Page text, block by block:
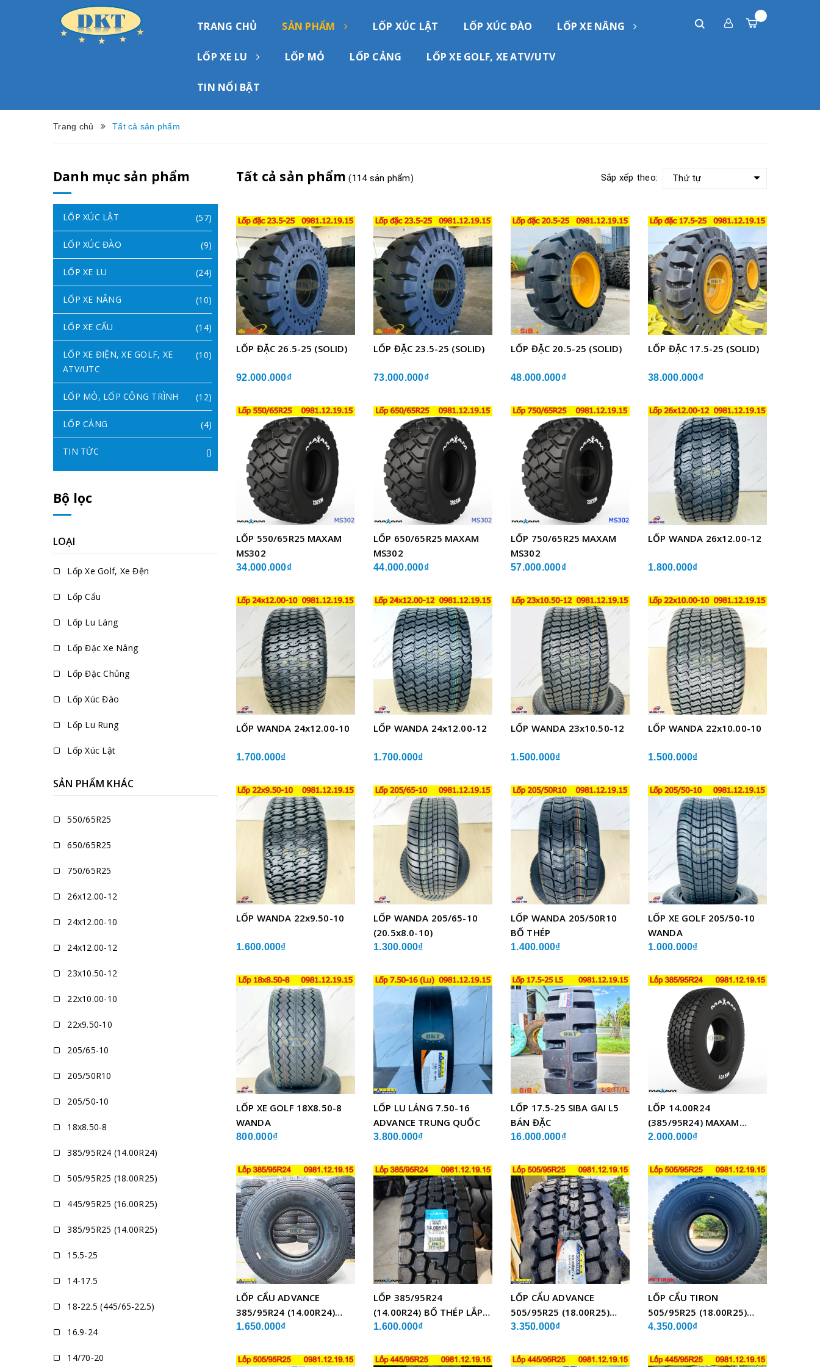
TRANG CHỦ SẢN PHẨM LỐP XÚC LẬT LỐP XÚC ĐÀO LỐP XE NÂNG
LỐP XE LU LỐP MỎ LỐP CẢNG LỐP XE GOLF, XE ATV/UTV
TIN NỔI BẬT
Trang chủ Tất cả sản phẩm
Tất cả sản phẩm (114 sản phẩm) Sắp xếp theo: Thứ tự
LỐP ĐẶC 26.5-25 (SOLID)
92.000.000₫
LỐP ĐẶC 23.5-25 (SOLID)
73.000.000₫
LỐP ĐẶC 20.5-25 (SOLID)
48.000.000₫
LỐP ĐẶC 17.5-25 (SOLID)
38.000.000₫
LỐP 550/65R25 MAXAM
MS302
34.000.000₫
LỐP 650/65R25 MAXAM
MS302
44.000.000₫
LỐP 750/65R25 MAXAM
MS302
57.000.000₫
LỐP WANDA 26x12.00-12
1.800.000₫
LỐP WANDA 24x12.00-10
1.700.000₫
LỐP WANDA 24x12.00-12
1.700.000₫
LỐP WANDA 23x10.50-12
1.500.000₫
LỐP WANDA 22x10.00-10
1.500.000₫
LỐP WANDA 22x9.50-10
1.600.000₫
LỐP WANDA 205/65-10
(20.5x8.0-10)
1.300.000₫
LỐP WANDA 205/50R10
BỐ THÉP
1.400.000₫
LỐP XE GOLF 205/50-10
WANDA
1.000.000₫
LỐP XE GOLF 18X8.50-8
WANDA
800.000₫
LỐP LU LÁNG 7.50-16
ADVANCE TRUNG QUỐC
3.800.000₫
LỐP 17.5-25 SIBA GAI L5
BÁN ĐẶC
16.000.000₫
LỐP 14.00R24
(385/95R24) MAXAM
MSVO1 BỐ THÉP LẮP XE
2.000.000₫
LỐP CẨU ADVANCE
385/95R24 (14.00R24)
GLB05 BỐ THÉP
1.650.000₫
LỐP 385/95R24
(14.00R24) BỐ THÉP LẮP
XE CẨU
1.600.000₫
LỐP CẨU ADVANCE
505/95R25 (18.00R25)
GLB05 BỐ THÉP
3.350.000₫
LỐP CẨU TIRON
505/95R25 (18.00R25)
TCH21 BỐ THÉP
4.350.000₫
Danh mục sản phẩm
LỐP XÚC LẬT (57)
LỐP XÚC ĐÀO (9)
LỐP XE LU (24)
LỐP XE NÂNG (10)
LỐP XE CẨU (14)
LỐP XE ĐIỆN, XE GOLF, XE
ATV/UTC
(10)
LỐP MỎ, LỐP CÔNG TRÌNH (12)
LỐP CẢNG (4)
TIN TỨC ()
Bộ lọc
LOẠI
Lốp Xe Golf, Xe Đện
Lốp Cẩu
Lốp Lu Láng
Lốp Đặc Xe Nâng
Lốp Đặc Chủng
Lốp Xúc Đào
Lốp Lu Rung
Lốp Xúc Lật
SẢN PHẨM KHÁC
550/65R25
650/65R25
750/65R25
26x12.00-12
24x12.00-10
24x12.00-12
23x10.50-12
22x10.00-10
22x9.50-10
205/65-10
205/50R10
205/50-10
18x8.50-8
385/95R24 (14.00R24)
505/95R25 (18.00R25)
445/95R25 (16.00R25)
385/95R25 (14.00R25)
15.5-25
14-17.5
18-22.5 (445/65-22.5)
16.9-24
14/70-20